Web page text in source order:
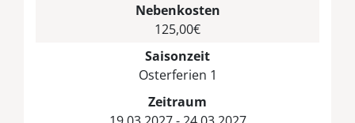
Nebenkosten
125,00€
Saisonzeit
Osterferien 1
Zeitraum